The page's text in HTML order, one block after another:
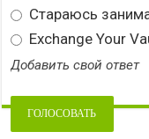
Стараюсь
Exchange Your
Добавить свой ответ